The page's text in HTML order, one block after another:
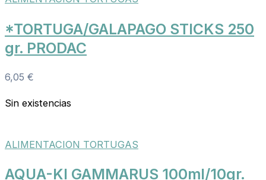
*TORTUGA/GALAPAGO STICKS 250
gr. PRODAC
6,05 €
Sin existencias
ALIMENTACION TORTUGAS
AQUA-KI GAMMARUS 100ml/10gr.